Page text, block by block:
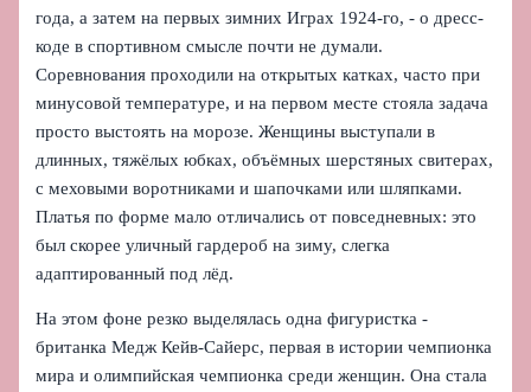
года, а затем на первых зимних Играх 1924-го, - о дресс-
коде в спортивном смысле почти не думали.
Соревнования проходили на открытых катках, часто при
минусовой температуре, и на первом месте стояла задача
просто выстоять на морозе. Женщины выступали в
длинных, тяжёлых юбках, объёмных шерстяных свитерах,
с меховыми воротниками и шапочками или шляпками.
Платья по форме мало отличались от повседневных: это
был скорее уличный гардероб на зиму, слегка
адаптированный под лёд.
На этом фоне резко выделялась одна фигуристка -
британка Медж Кейв-Сайерс, первая в истории чемпионка
мира и олимпийская чемпионка среди женщин. Она стала